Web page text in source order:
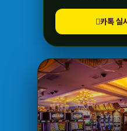
카톡 실